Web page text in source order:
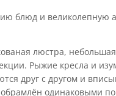
блюд и великолепную
люстра,
Рыжие кресла и
друг с другом и
одинаковыми по